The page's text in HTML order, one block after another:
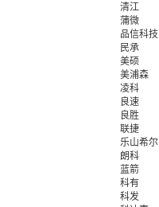
清江
蒲微
品信科技
民承
美硕
美浦森
凌科
良速
良胜
联捷
乐山希尔
朗科
蓝箭
科有
科发